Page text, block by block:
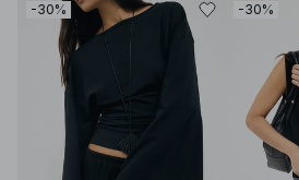
-30% -30%